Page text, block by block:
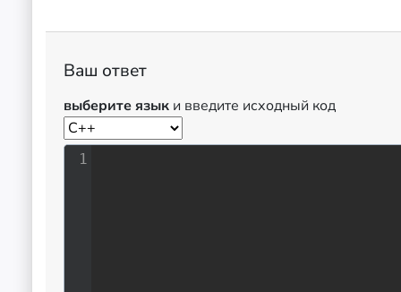
Ваш ответ
выберите язык и введите исходный код
1